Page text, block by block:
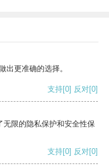
出更准确的选择。
支持[0] 反对[0]
限的隐私保护和安全性保
支持[0] 反对[0]